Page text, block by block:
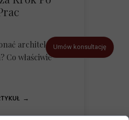
Umów konsultację
architekt nad
Co właściwie
→